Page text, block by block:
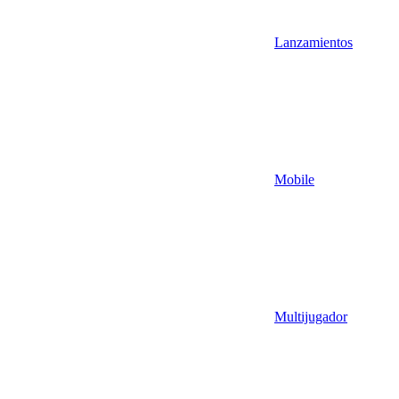
Lanzamientos
Mobile
Multijugador